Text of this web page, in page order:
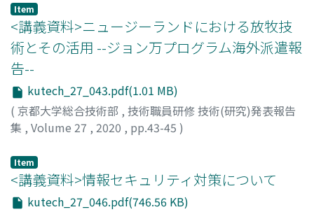
Item
<講義資料>ニュージーランドにおける放牧技
術とその活用 --ジョン万プログラム海外派遣報
告--
kutech_27_043.pdf(1.01 MB)
( 京都大学総合技術部 , 技術職員研修 技術(研究)発表報告
集 , Volume 27 , 2020 , pp.43-45 )
Item
<講義資料>情報セキュリティ対策について
kutech_27_046.pdf(746.56 KB)